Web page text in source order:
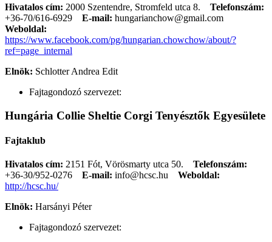
Hivatalos cím: 2000 Szentendre, Stromfeld utca 8. Telefonszám:
+36-70/616-6929
E-mail: hungarianchow@gmail.com
Weboldal:
https://www.facebook.com/pg/hungarian.chowchow/about/?
ref=page_internal
Elnök: Schlotter Andrea Edit
Fajtagondozó szervezet:
Hungária Collie Sheltie Corgi Tenyésztők Egyesülete
Fajtaklub
Hivatalos cím: 2151 Fót, Vörösmarty utca 50. Telefonszám:
+36-30/952-0276
E-mail: info@hcsc.hu
Weboldal:
http://hcsc.hu/
Elnök: Harsányi Péter
Fajtagondozó szervezet: